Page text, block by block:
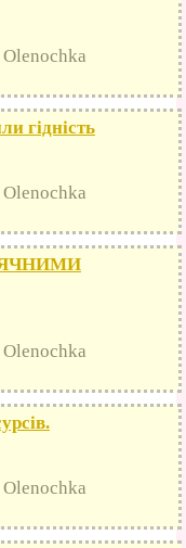
Olenochka
гідність
Olenochka
Olenochka
Olenochka